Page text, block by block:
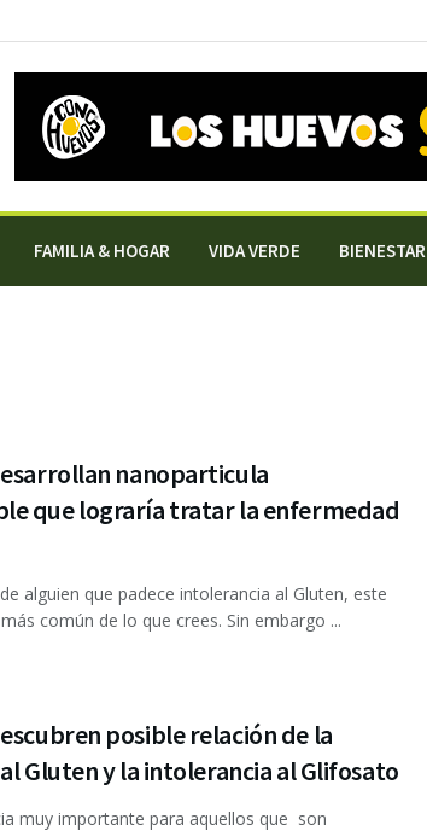
FAMILIA & HOGAR VIDA VERDE BIENESTAR
nanoparticula
que lograría tratar la enfermedad
alguien que padece intolerancia al Gluten, este
común de lo que crees. Sin embargo ...
posible relación de la
Gluten y la intolerancia al Glifosato
muy importante para aquellos que son